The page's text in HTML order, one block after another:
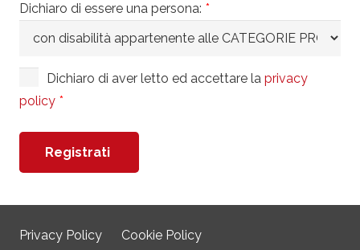
Dichiaro di essere una persona: *
Dichiaro di aver letto ed accettare la privacy
policy *
Privacy Policy
Cookie Policy